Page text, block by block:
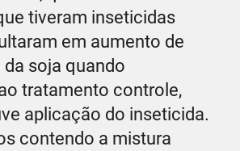
tiveram inseticidas
em aumento de
soja quando
tratamento controle,
aplicação do inseticida.
contendo a mistura